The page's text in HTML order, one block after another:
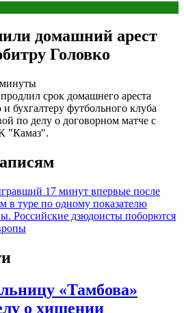
домашний арест
Головко
срок домашнего ареста
бухгалтеру футбольного клуба
по делу о договорном матче с
"Камаз".
17 минут впервые после
в туре по одному показателю
Российские дзюдоисты поборются
«Тамбова»
о хищении